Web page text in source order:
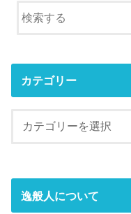
カテゴリー
逸般人について